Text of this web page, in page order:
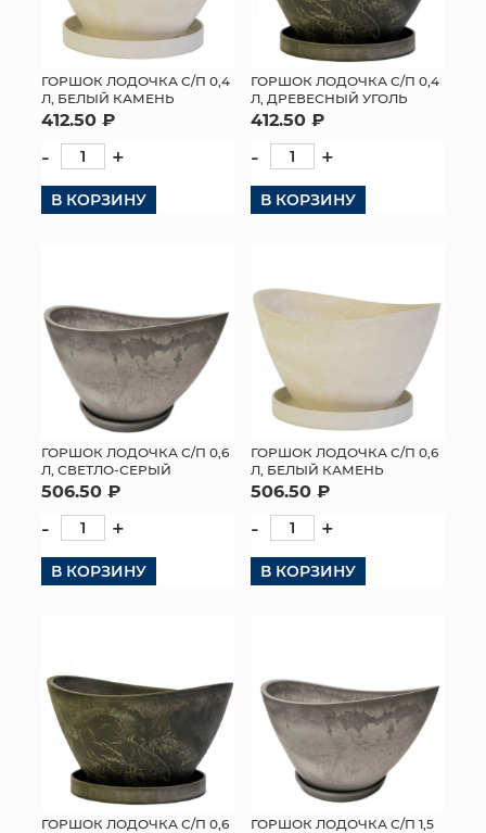
ГОРШОК ЛОДОЧКА С/П 0,4
Л, БЕЛЫЙ КАМЕНЬ
412.50 ₽
- +
В КОРЗИНУ
ГОРШОК ЛОДОЧКА С/П 0,4
Л, ДРЕВЕСНЫЙ УГОЛЬ
412.50 ₽
- +
В КОРЗИНУ
ГОРШОК ЛОДОЧКА С/П 0,6
Л, СВЕТЛО-СЕРЫЙ
506.50 ₽
- +
В КОРЗИНУ
ГОРШОК ЛОДОЧКА С/П 0,6
Л, БЕЛЫЙ КАМЕНЬ
506.50 ₽
- +
В КОРЗИНУ
ГОРШОК ЛОДОЧКА С/П 0,6
ГОРШОК ЛОДОЧКА С/П 1,5